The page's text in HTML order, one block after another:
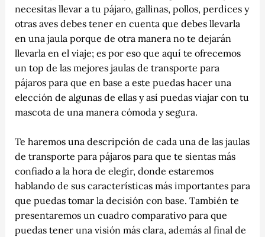
necesitas llevar a tu pájaro, gallinas, pollos, perdices y
otras aves debes tener en cuenta que debes llevarla
en una jaula porque de otra manera no te dejarán
llevarla en el viaje; es por eso que aquí te ofrecemos
un top de las mejores jaulas de transporte para
pájaros para que en base a este puedas hacer una
elección de algunas de ellas y así puedas viajar con tu
mascota de una manera cómoda y segura.
Te haremos una descripción de cada una de las jaulas
de transporte para pájaros para que te sientas más
confiado a la hora de elegir, donde estaremos
hablando de sus características más importantes para
que puedas tomar la decisión con base. También te
presentaremos un cuadro comparativo para que
puedas tener una visión más clara, además al final de